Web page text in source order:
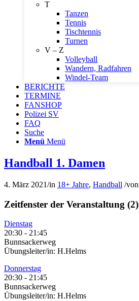
T
Tanzen
Tennis
Tischtennis
Turnen
V – Z
Volleyball
Wandern, Radfahren
Windel-Team
BERICHTE
TERMINE
FANSHOP
Polizei SV
FAQ
Suche
Menü Menü
Handball 1. Damen
4. März 2021/in 18+ Jahre, Handball /von
Zeitfenster der Veranstaltung (2)
Dienstag
20:30 - 21:45
Bunnsackerweg
Übungsleiter/in: H.Helms
Donnerstag
20:30 - 21:45
Bunnsackerweg
Übungsleiter/in: H.Helms